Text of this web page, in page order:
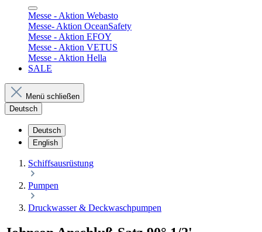
Messe - Aktion Webasto
Messe- Aktion OceanSafety
Messe - Aktion EFOY
Messe - Aktion VETUS
Messe - Aktion Hella
SALE
Menü schließen
Deutsch
Deutsch
English
Schiffsausrüstung
Pumpen
Druckwasser & Deckwaschpumpen